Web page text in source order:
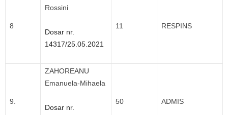
8
Rossini
Dosar nr.
14317/25.05.2021
11 RESPINS
9.
ZAHOREANU
Emanuela-Mihaela
Dosar nr.
50 ADMIS